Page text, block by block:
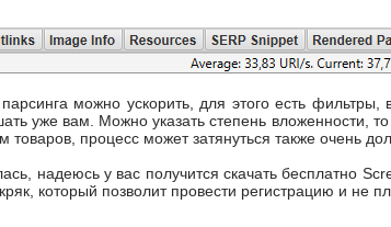
можно ускорить, для этого есть
уже вам. Можно указать степень вложенности,
товаров, процесс может затянуться также очень
надеюсь у вас получится скачать бесплатно
который позволит провести регистрацию и не